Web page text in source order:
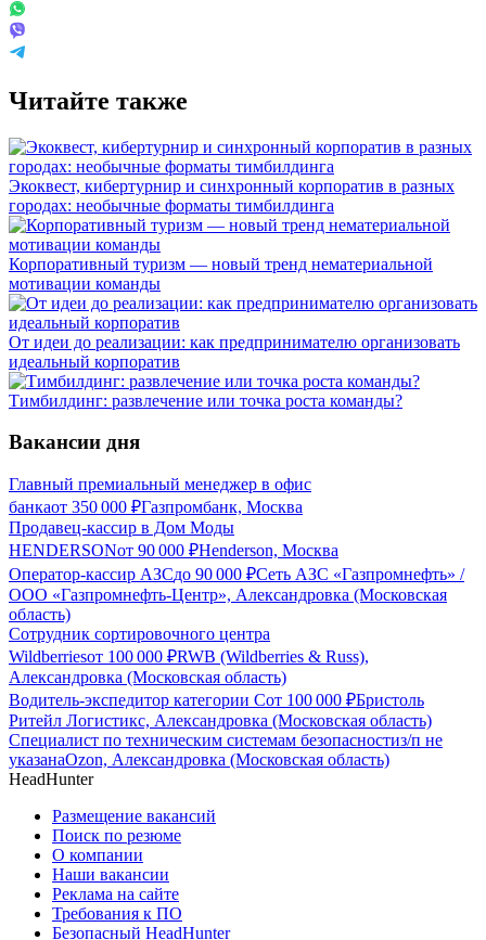
Читайте также
Экоквест, кибертурнир и синхронный корпоратив в разных
городах: необычные форматы тимбилдинга
Корпоративный туризм — новый тренд нематериальной
мотивации команды
От идеи до реализации: как предпринимателю организовать
идеальный корпоратив
Тимбилдинг: развлечение или точка роста команды?
Вакансии дня
Главный премиальный менеджер в офис
банкаот 350 000 ₽Газпромбанк, Москва
Продавец-кассир в Дом Моды
HENDERSONот 90 000 ₽Henderson, Москва
Оператор-кассир АЗСдо 90 000 ₽Сеть АЗС «Газпромнефть» /
ООО «Газпромнефть-Центр», Александровка (Московская
область)
Сотрудник сортировочного центра
Wildberriesот 100 000 ₽RWB (Wildberries & Russ),
Александровка (Московская область)
Водитель-экспедитор категории Сот 100 000 ₽Бристоль
Ритейл Логистикс, Александровка (Московская область)
Специалист по техническим системам безопасностиз/п не
указанаOzon, Александровка (Московская область)
HeadHunter
Размещение вакансий
Поиск по резюме
О компании
Наши вакансии
Реклама на сайте
Требования к ПО
Безопасный HeadHunter